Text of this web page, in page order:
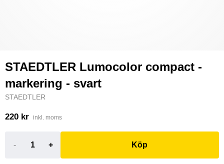
STAEDTLER Lumocolor compact -
markering - svart
STAEDTLER
220 kr inkl. moms
- + Köp